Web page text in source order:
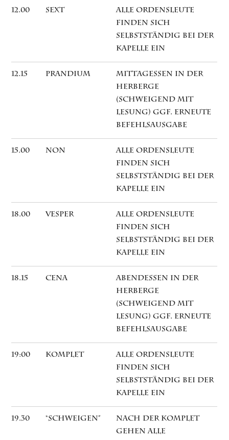
12.00 Sext
Alle Ordensleute
finden sich
selbstständig bei der
Kapelle ein
12.15 Prandium
Mittagessen in der
Herberge
(schweigend mit
Lesung) ggf. erneute
Befehlsausgabe
15.00 Non
Alle Ordensleute
finden sich
selbstständig bei der
Kapelle ein
18.00 Vesper
Alle Ordensleute
finden sich
selbstständig bei der
Kapelle ein
18.15 Cena
Abendessen in der
Herberge
(schweigend mit
Lesung) ggf. erneute
Befehlsausgabe
19:00 Komplet
Alle Ordensleute
finden sich
selbstständig bei der
Kapelle ein
19.30 “Schweigen”
Nach der Komplet
gehen alle